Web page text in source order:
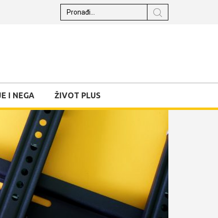
I NEGA ŽIVOT PLUS